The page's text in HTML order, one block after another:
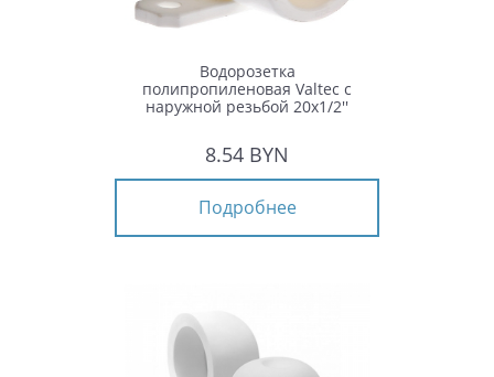
Водорозетка
полипропиленовая Valtec с
наружной резьбой 20x1/2''
8.54 BYN
Подробнее